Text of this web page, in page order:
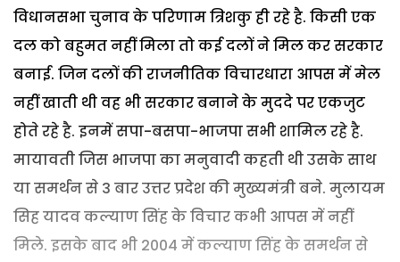
विधानसभा चुनाव के परिणाम त्रिशकु ही रहे है. किसी एक
दल को बहुमत नहीं मिला तो कई दलों ने मिल कर सरकार
बनाई. जिन दलों की राजनीतिक विचारधारा आपस में मेल
नहीं खाती थी वह भी सरकार बनाने के मुददे पर एकजुट
होते रहे है. इनमें सपा-बसपा-भाजपा सभी शामिल रहे है.
मायावती जिस भाजपा का मनुवादी कहती थी उसके साथ
या समर्थन से 3 बार उत्तर प्रदेश की मुख्यमंत्री बने. मुलायम
सिह यादव कल्याण सिंह के विचार कभी आपस में नहीं
मिले. इसके बाद भी 2004 में कल्याण सिंह के समर्थन से